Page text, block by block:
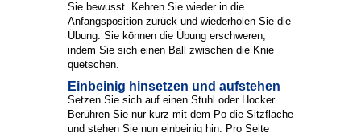
Sie bewusst. Kehren Sie wieder in die
Anfangsposition zurück und wiederholen Sie die
Übung. Sie können die Übung erschweren,
indem Sie sich einen Ball zwischen die Knie
quetschen.
Einbeinig hinsetzen und aufstehen
Setzen Sie sich auf einen Stuhl oder Hocker.
Berühren Sie nur kurz mit dem Po die Sitzfläche
und stehen Sie nun einbeinig hin. Pro Seite